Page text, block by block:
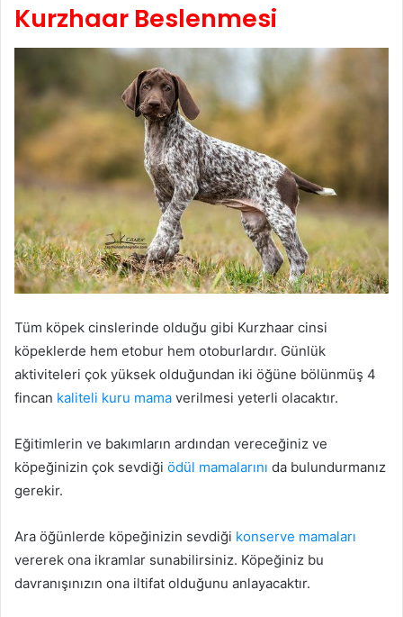
Kurzhaar Beslenmesi
Tüm köpek cinslerinde olduğu gibi Kurzhaar cinsi
köpeklerde hem etobur hem otoburlardır. Günlük
aktiviteleri çok yüksek olduğundan iki öğüne bölünmüş 4
fincan kaliteli kuru mama verilmesi yeterli olacaktır.
Eğitimlerin ve bakımların ardından vereceğiniz ve
köpeğinizin çok sevdiği ödül mamalarını da bulundurmanız
gerekir.
Ara öğünlerde köpeğinizin sevdiği konserve mamaları
vererek ona ikramlar sunabilirsiniz. Köpeğiniz bu
davranışınızın ona iltifat olduğunu anlayacaktır.